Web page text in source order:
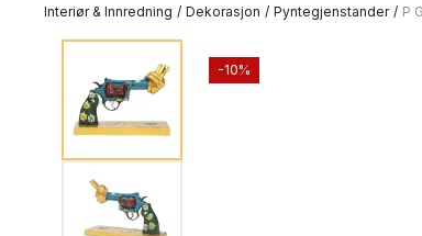
Interiør & Innredning / Dekorasjon / Pyntegjenstander / P
-10%